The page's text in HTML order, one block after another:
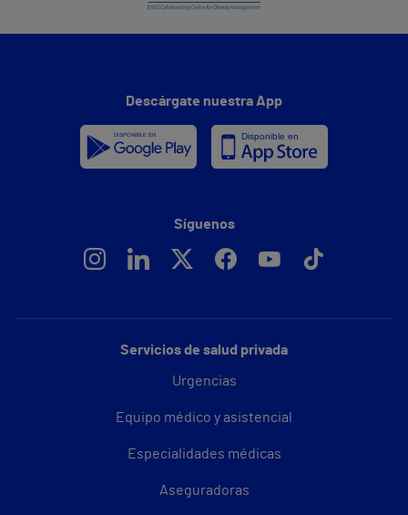
Servicios de salud privada
Urgencias
Equipo médico y asistencial
Especialidades médicas
Aseguradoras
Descárgate nuestra App
Síguenos